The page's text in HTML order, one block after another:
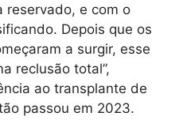
reservado, e com o
Depois que os
a surgir, esse
reclusão total”,
ao transplante de
passou em 2023.